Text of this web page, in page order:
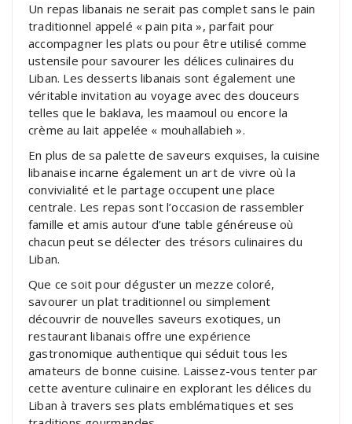
Un repas libanais ne serait pas complet sans le pain
traditionnel appelé « pain pita », parfait pour
accompagner les plats ou pour être utilisé comme
ustensile pour savourer les délices culinaires du
Liban. Les desserts libanais sont également une
véritable invitation au voyage avec des douceurs
telles que le baklava, les maamoul ou encore la
crème au lait appelée « mouhallabieh ».
En plus de sa palette de saveurs exquises, la cuisine
libanaise incarne également un art de vivre où la
convivialité et le partage occupent une place
centrale. Les repas sont l’occasion de rassembler
famille et amis autour d’une table généreuse où
chacun peut se délecter des trésors culinaires du
Liban.
Que ce soit pour déguster un mezze coloré,
savourer un plat traditionnel ou simplement
découvrir de nouvelles saveurs exotiques, un
restaurant libanais offre une expérience
gastronomique authentique qui séduit tous les
amateurs de bonne cuisine. Laissez-vous tenter par
cette aventure culinaire en explorant les délices du
Liban à travers ses plats emblématiques et ses